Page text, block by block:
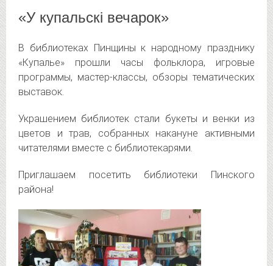
«У купальскі вечарок»
В библиотеках Пинщины к народному празднику
«Купалье» прошли часы фольклора, игровые
программы, мастер-классы, обзоры тематических
выставок.
Украшением библиотек стали букеты и венки из
цветов и трав, собранных накануне активными
читателями вместе с библиотекарями.
Приглашаем посетить библиотеки Пинского
района!